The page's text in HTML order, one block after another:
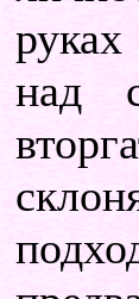
над